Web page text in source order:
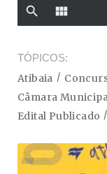
TÓPICOS
Atibaia
Câmara
Edital Publicado